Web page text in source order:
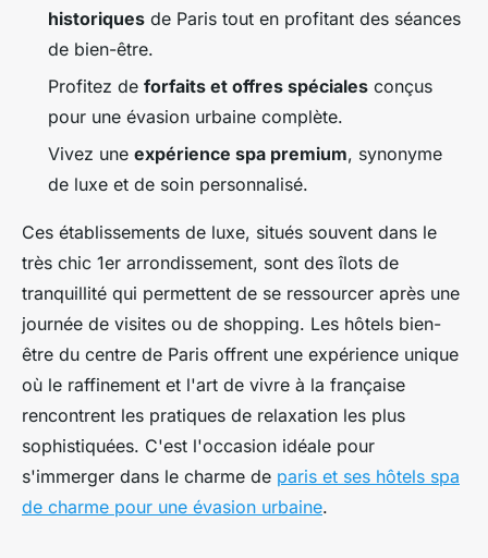
historiques de Paris tout en profitant des séances
de bien-être.
Profitez de forfaits et offres spéciales conçus
pour une évasion urbaine complète.
Vivez une expérience spa premium, synonyme
de luxe et de soin personnalisé.
Ces établissements de luxe, situés souvent dans le
très chic 1er arrondissement, sont des îlots de
tranquillité qui permettent de se ressourcer après une
journée de visites ou de shopping. Les hôtels bien-
être du centre de Paris offrent une expérience unique
où le raffinement et l'art de vivre à la française
rencontrent les pratiques de relaxation les plus
sophistiquées. C'est l'occasion idéale pour
s'immerger dans le charme de paris et ses hôtels spa
de charme pour une évasion urbaine.